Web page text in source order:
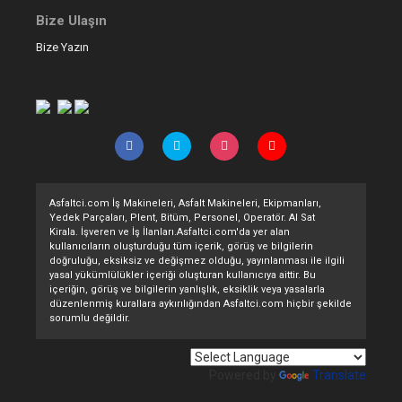
Bize Ulaşın
Bize Yazın
Asfaltci.com İş Makineleri, Asfalt Makineleri, Ekipmanları,
Yedek Parçaları, Plent, Bitüm, Personel, Operatör. Al Sat
Kirala. İşveren ve İş İlanları.Asfaltci.com'da yer alan
kullanıcıların oluşturduğu tüm içerik, görüş ve bilgilerin
doğruluğu, eksiksiz ve değişmez olduğu, yayınlanması ile ilgili
yasal yükümlülükler içeriği oluşturan kullanıcıya aittir. Bu
içeriğin, görüş ve bilgilerin yanlışlık, eksiklik veya yasalarla
düzenlenmiş kurallara aykırılığından Asfaltci.com hiçbir şekilde
sorumlu değildir.
Translate